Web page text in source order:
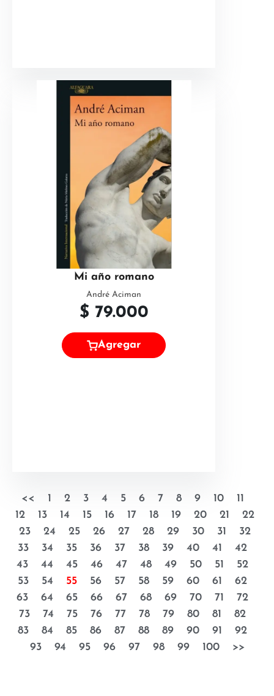
Mi año romano
André Aciman
$ 79.000
Agregar
<< 1 2 3 4 5 6 7 8 9 10
11
12
13 14 15 16 17 18 19 20 21
22
23
24 25 26 27 28 29 30 31
32
33
34 35 36 37 38 39 40 41
42
43
44 45 46 47 48 49 50 51
52
53
54 55 56 57 58 59 60 61
62
63
64 65 66 67 68 69 70 71
72
73
74 75 76 77 78 79 80 81
82
83
84 85 86 87 88 89 90 91
92
93
94 95 96 97 98 99 100 >>